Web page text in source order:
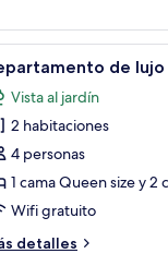
una silla, una
5 de lujo
Vista al jardín
2 habitaciones
4 personas
1 cama Queen size y 2
Wifi gratuito
detalles